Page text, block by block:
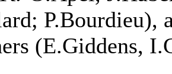
P.Bourdieu),
(E.Giddens,